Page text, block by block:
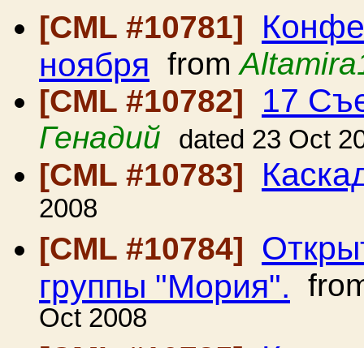
[CML #10781]
ноября from
[CML #10782]
17
Генадий dated 23 Oct
[CML #10783]
2008
[CML #10784]
группы "Мория".
Oct 2008